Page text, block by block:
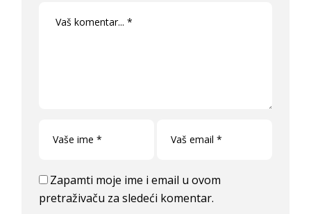
Zapamti moje ime i email u ovom
pretraživaču za sledeći komentar.